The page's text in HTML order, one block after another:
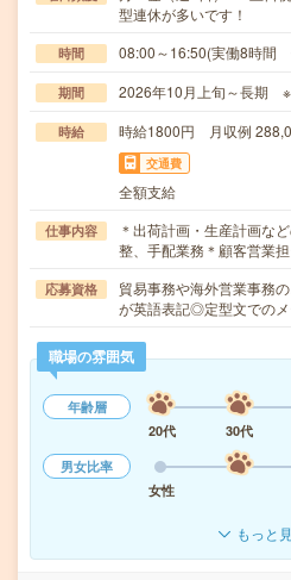
型連休が多いです！
時間 08:00～16:50(実働8時間
期間 2026年10月上旬～長期
時給 時給1800円 月収例
交通費
全額支給
仕事内容
＊出荷計画・生産計画な
整、手配業務＊顧客営業
応募資格
貿易事務や海外営業事務
が英語表記◎定型文での
職場の雰囲気
年齢層
20代
30代
男女比率
女性
もっと